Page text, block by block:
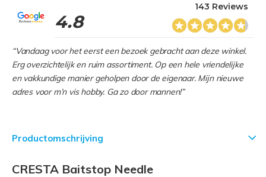
4.8
143 Reviews
“Vandaag voor het eerst een bezoek gebracht aan deze winkel.
Erg overzichtelijk en ruim assortiment. Op een hele vriendelijke
en vakkundige manier geholpen door de eigenaar. Mijn nieuwe
adres voor m’n vis hobby. Ga zo door mannen!”
Productomschrijving
CRESTA Baitstop Needle